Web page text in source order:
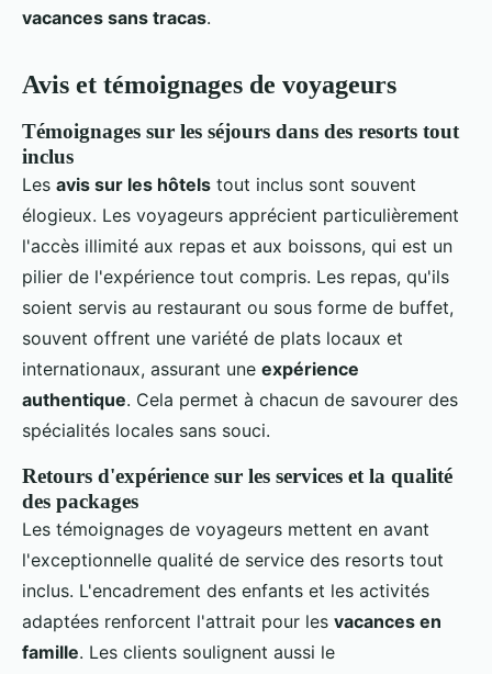
vacances sans tracas.
Avis et témoignages de voyageurs
Témoignages sur les séjours dans des resorts tout
inclus
Les avis sur les hôtels tout inclus sont souvent
élogieux. Les voyageurs apprécient particulièrement
l'accès illimité aux repas et aux boissons, qui est un
pilier de l'expérience tout compris. Les repas, qu'ils
soient servis au restaurant ou sous forme de buffet,
souvent offrent une variété de plats locaux et
internationaux, assurant une expérience
authentique. Cela permet à chacun de savourer des
spécialités locales sans souci.
Retours d'expérience sur les services et la qualité
des packages
Les témoignages de voyageurs mettent en avant
l'exceptionnelle qualité de service des resorts tout
inclus. L'encadrement des enfants et les activités
adaptées renforcent l'attrait pour les vacances en
famille. Les clients soulignent aussi le